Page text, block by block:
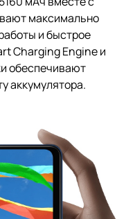
максимально
и быстрое
Charging Engine и
обеспечивают
аккумулятора.